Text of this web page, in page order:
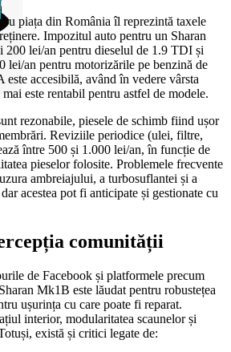
piața din România îl reprezintă taxele
Impozitul auto pentru un Sharan
lei/an pentru dieselul de 1.9 TDI și
lei/an pentru motorizările pe benzină de
accesibilă, având în vedere vârsta
este rentabil pentru astfel de modele.
rezonabile, piesele de schimb fiind ușor
Reviziile periodice (ulei, filtre,
între 500 și 1.000 lei/an, în funcție de
pieselor folosite. Problemele frecvente
ambreiajului, a turbosuflantei și a
acestea pot fi anticipate și gestionate cu
comunității
de Facebook și platformele precum
Mk1B este lăudat pentru robustețea
ușurința cu care poate fi reparat.
interior, modularitatea scaunelor și
există și critici legate de: